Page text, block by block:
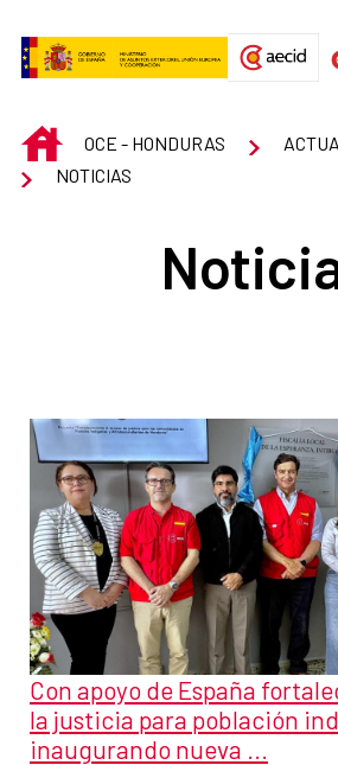
INICIOOCE - HONDURAS
NOTICIAS
Con apoyo de España
la justicia para población
inaugurando nueva ...